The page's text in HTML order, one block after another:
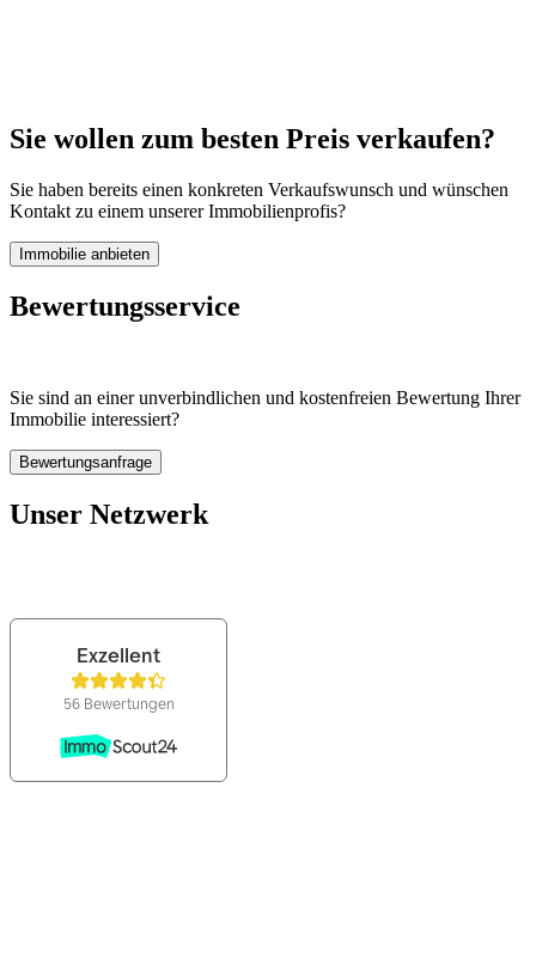
Sie wollen zum besten Preis verkaufen?
Sie haben bereits einen konkreten Verkaufswunsch und wünschen
Kontakt zu einem unserer Immobilienprofis?
Bewertungsservice
Sie sind an einer unverbindlichen und kostenfreien Bewertung Ihrer
Immobilie interessiert?
Unser Netzwerk